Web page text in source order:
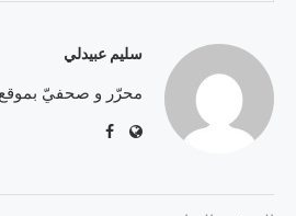
سليم عبيدلي
محرّر و صحفيّ بموقع